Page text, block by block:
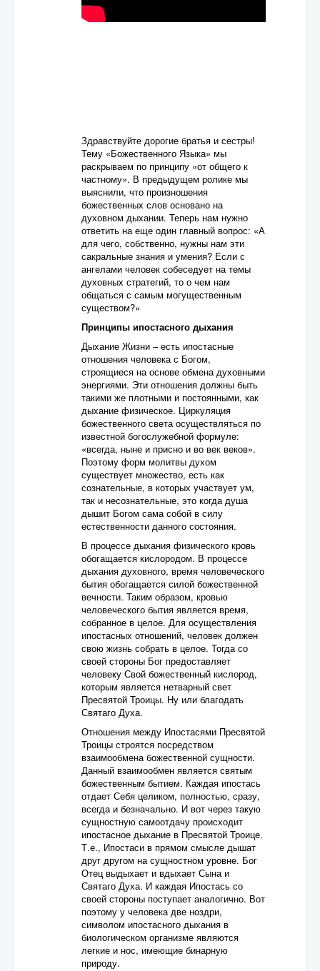
Здравствуйте дорогие братья и сестры!
Тему «Божественного Языка» мы
раскрываем по принципу «от общего к
частному». В предыдущем ролике мы
выяснили, что произношения
божественных слов основано на
духовном дыхании. Теперь нам нужно
ответить на еще один главный вопрос: «А
для чего, собственно, нужны нам эти
сакральные знания и умения? Если с
ангелами человек собеседует на темы
духовных стратегий, то о чем нам
общаться с самым могущественным
существом?»
Принципы ипостасного дыхания
Дыхание Жизни – есть ипостасные
отношения человека с Богом,
строящиеся на основе обмена духовными
энергиями. Эти отношения должны быть
такими же плотными и постоянными, как
дыхание физическое. Циркуляция
божественного света осуществляться по
известной богослужебной формуле:
«всегда, ныне и присно и во век веков».
Поэтому форм молитвы духом
существует множество, есть как
сознательные, в которых участвует ум,
так и несознательные, это когда душа
дышит Богом сама собой в силу
естественности данного состояния.
В процессе дыхания физического кровь
обогащается кислородом. В процессе
дыхания духовного, время человеческого
бытия обогащается силой божественной
вечности. Таким образом, кровью
человеческого бытия является время,
собранное в целое. Для осуществления
ипостасных отношений, человек должен
свою жизнь собрать в целое. Тогда со
своей стороны Бог предоставляет
человеку Свой божественный кислород,
которым является нетварный свет
Пресвятой Троицы. Ну или благодать
Святаго Духа.
Отношения между Ипостасями Пресвятой
Троицы строятся посредством
взаимообмена божественной сущности.
Данный взаимообмен является святым
божественным бытием. Каждая ипостась
отдает Себя целиком, полностью, сразу,
всегда и безначально. И вот через такую
сущностную самоотдачу происходит
ипостасное дыхание в Пресвятой Троице.
Т.е., Ипостаси в прямом смысле дышат
друг другом на сущностном уровне. Бог
Отец выдыхает и вдыхает Сына и
Святаго Духа. И каждая Ипостась со
своей стороны поступает аналогично. Вот
поэтому у человека две ноздри,
символом ипостасного дыхания в
биологическом организме являются
легкие и нос, имеющие бинарную
природу.